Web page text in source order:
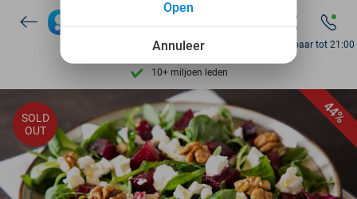
10+ miljoen leden
9,4 op basis van 206.305 reviews
Ontdek 15.000+ deals
7 dagen per week beschikbaar
10+ miljoen leden
Bereikbaar tot 21:00
44%
SOLD
OUT
Annuleer
Open